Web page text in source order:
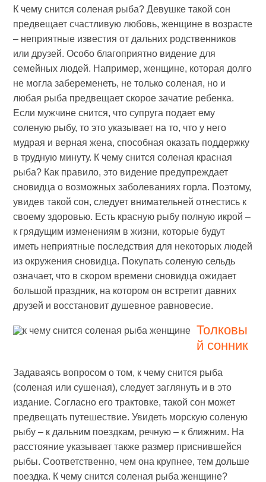
К чему снится соленая рыба? Девушке такой сон
предвещает счастливую любовь, женщине в возрасте
– неприятные известия от дальних родственников
или друзей. Особо благоприятно видение для
семейных людей. Например, женщине, которая долго
не могла забеременеть, не только соленая, но и
любая рыба предвещает скорое зачатие ребенка.
Если мужчине снится, что супруга подает ему
соленую рыбу, то это указывает на то, что у него
мудрая и верная жена, способная оказать поддержку
в трудную минуту. К чему снится соленая красная
рыба? Как правило, это видение предупреждает
сновидца о возможных заболеваниях горла. Поэтому,
увидев такой сон, следует внимательней отнестись к
своему здоровью. Есть красную рыбу полную икрой –
к грядущим изменениям в жизни, которые будут
иметь неприятные последствия для некоторых людей
из окружения сновидца. Покупать соленую сельдь
означает, что в скором времени сновидца ожидает
большой праздник, на котором он встретит давних
друзей и восстановит душевное равновесие.
Толковы
й сонник
Задаваясь вопросом о том, к чему снится рыба
(соленая или сушеная), следует заглянуть и в это
издание. Согласно его трактовке, такой сон может
предвещать путешествие. Увидеть морскую соленую
рыбу – к дальним поездкам, речную – к ближним. На
расстояние указывает также размер приснившейся
рыбы. Соответственно, чем она крупнее, тем дольше
поездка. К чему снится соленая рыба женщине?